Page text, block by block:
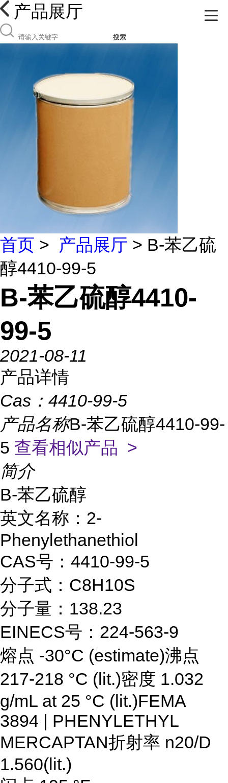
产品展厅
搜索
首页 > 产品展厅 > B-苯乙硫
醇4410-99-5
B-苯乙硫醇4410-
99-5
2021-08-11
产品详情
Cas： 4410-99-5
产品名称B-苯乙硫醇4410-99-
5 查看相似产品 >
简介
B-苯乙硫醇
英文名称：2-
Phenylethanethiol
CAS号：4410-99-5
分子式：C8H10S
分子量：138.23
EINECS号：224-563-9
熔点 -30°C (estimate)沸点
217-218 °C (lit.)密度 1.032
g/mL at 25 °C (lit.)FEMA
3894 | PHENYLETHYL
MERCAPTAN折射率 n20/D
1.560(lit.)